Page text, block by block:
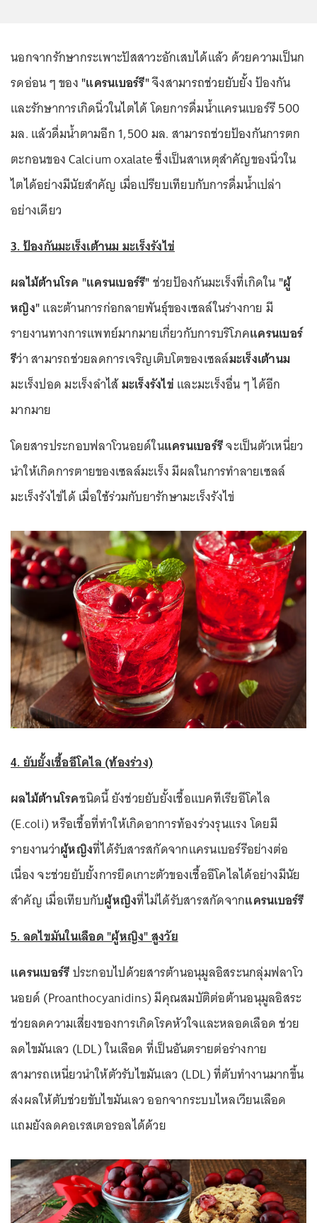
นอกจากรักษากระเพาะปัสสาวะอักเสบได้แล้ว ด้วยความเป็นก
รดอ่อน ๆ ของ "แครนเบอร์รี"จึงสามารถช่วยยับยั้ง ป้องกัน
และรักษาการเกิดนิ่วในไตได้ โดยการดื่มน้ำแครนเบอร์รี 500
มล. แล้วดื่มน้ำตามอีก 1,500 มล. สามารถช่วยป้องกันการตก
ตะกอนของ Calcium oxalate ซึ่งเป็นสาเหตุสำคัญของนิ่วใน
ไตได้อย่างมีนัยสำคัญ เมื่อเปรียบเทียบกับการดื่มน้ำเปล่า
อย่างเดียว
3. ป้องกันมะเร็งเต้านม มะเร็งรังไข่
ผลไม้ต้านโรค "แครนเบอร์รี"ช่วยป้องกันมะเร็งที่เกิดใน "ผู้
หญิง"และต้านการก่อกลายพันธุ์ของเซลล์ในร่างกาย มี
รายงานทางการแพทย์มากมายเกี่ยวกับการบริโภคแครนเบอร์
รีว่า สามารถช่วยลดการเจริญเติบโตของเซลล์มะเร็งเต้านม
มะเร็งปอด มะเร็งลำไส้มะเร็งรังไข่ และมะเร็งอื่น ๆ ได้อีก
มากมาย
โดยสารประกอบฟลาโวนอยด์ในแครนเบอร์รีจะเป็นตัวเหนี่ยว
นำให้เกิดการตายของเซลล์มะเร็ง มีผลในการทำลายเซลล์
มะเร็งรังไข่ได้ เมื่อใช้ร่วมกับยารักษามะเร็งรังไข่
4. ยับยั้งเชื้ออีโคไล (ท้องร่วง)
ผลไม้ต้านโรคชนิดนี้ ยังช่วยยับยั้งเชื้อแบคทีเรียอีโคไล
(E.coli) หรือเชื้อที่ทำให้เกิดอาการท้องร่วงรุนแรง โดยมี
รายงานว่าผู้หญิงที่ได้รับสารสกัดจากแครนเบอร์รีอย่างต่อ
เนื่อง จะช่วยยับยั้งการยึดเกาะตัวของเชื้ออีโคไลได้อย่างมีนัย
สำคัญ เมื่อเทียบกับผู้หญิงที่ไม่ได้รับสารสกัดจากแครนเบอร์รี
5. ลดไขมันในเลือด "ผู้หญิง" สูงวัย
แครนเบอร์รีประกอบไปด้วยสารต้านอนุมูลอิสระนกลุ่มฟลาโว
นอยด์ (Proanthocyanidins)มีคุณสมบัติต่อต้านอนุมูลอิสระ
ช่วยลดความเสี่ยงของการเกิดโรคหัวใจและหลอดเลือด ช่วย
ลดไขมันเลว (LDL) ในเลือด ที่เป็นอันตรายต่อร่างกาย
สามารถเหนี่ยวนำให้ตัวรับไขมันเลว (LDL) ที่ตับทำงานมากขึ้น
ส่งผลให้ตับช่วยขับไขมันเลว ออกจากระบบไหลเวียนเลือด
แถมยังลดคอเรสเตอรอลได้ด้วย